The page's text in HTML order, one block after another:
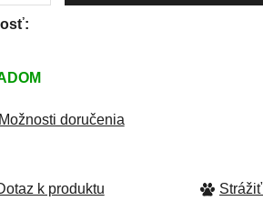
Možnosti doručenia
Strážiť